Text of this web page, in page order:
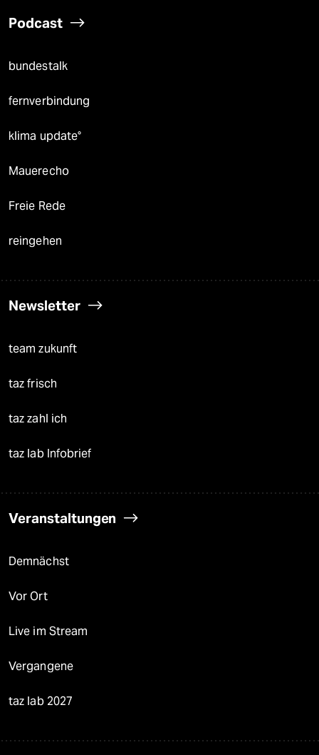
Podcast
bundestalk
fernverbindung
klima update°
Mauerecho
Freie Rede
reingehen
Newsletter
team zukunft
taz frisch
taz zahl ich
taz lab Infobrief
Veranstaltungen
Demnächst
Vor Ort
Live im Stream
Vergangene
taz lab 2027